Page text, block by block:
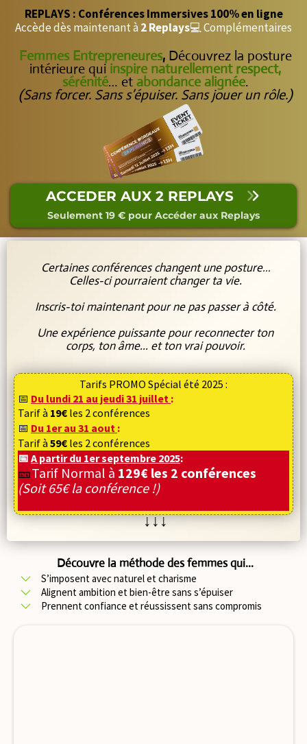
REPLAYS : Conférences Immersives 100% en ligne
Accède dès maintenant à 2 Replays💻 Complémentaires
Femmes Entrepreneures, Découvrez la posture
intérieure qui inspire naturellement respect,
sérénité… et abondance alignée.
(Sans forcer. Sans s’épuiser. Sans jouer un rôle.)
ACCEDER AUX 2 REPLAYS
Seulement 19 € pour Accéder aux Replays
Certaines conférences changent une posture…
Celles-ci pourraient changer ta vie.
Inscris-toi maintenant pour ne pas passer à côté.
Une expérience puissante pour reconnecter ton
corps, ton âme... et ton vrai pouvoir.
Tarifs PROMO Spécial été 2025 :
📅 Du lundi 21 au jeudi 31 juillet :
Tarif à 19€ les 2 conférences
📅 Du 1er au 31 aout :
Tarif à 59€ les 2 conférences
📅 A partir du 1er septembre 2025:
🎫Tarif Normal à 129€ les 2 conférences
(Soit 65€ la conférence !)
↓↓↓
Découvre la méthode des femmes qui...
S’imposent avec naturel et charisme
Alignent ambition et bien-être sans s’épuiser
Prennent confiance et réussissent sans compromis